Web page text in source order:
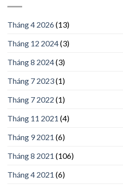
Tháng 4 2026(13)
Tháng 12 2024(3)
Tháng 8 2024(3)
Tháng 7 2023(1)
Tháng 7 2022 (1)
Tháng 11 2021 (4)
Tháng 9 2021 (6)
Tháng 8 2021 (106)
Tháng 4 2021 (6)